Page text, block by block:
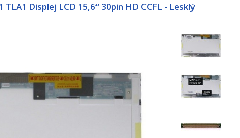
TLA1 Displej LCD 15,6“ 30pin HD CCFL - Lesklý